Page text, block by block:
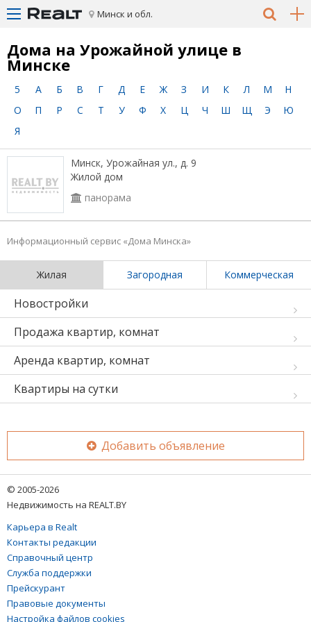
Минск и обл.
Дома на Урожайной улице в
Минске
5 А Б В Г Д Е Ж З И К Л М
Н
О
П Р С Т У Ф Х Ц Ч Ш Щ Э
Ю
Я
Минск, Урожайная ул., д. 9
Жилой дом
панорама
Информационный сервис «Дома Минска»
Жилая Загородная Коммерческая
Новостройки
Продажа квартир, комнат
Аренда квартир, комнат
Квартиры на сутки
Добавить объявление
© 2005-2026
Недвижимость на REALT.BY
Карьера в Realt
Контакты редакции
Справочный центр
Служба поддержки
Прейскурант
Правовые документы
Настройка файлов cookies